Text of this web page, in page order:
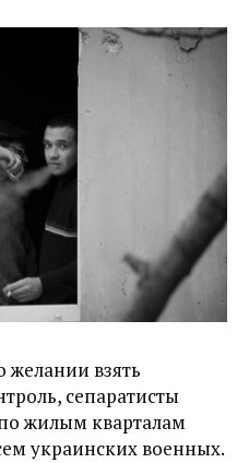
желании взять
сепаратисты
жилым кварталам
украинских военных.